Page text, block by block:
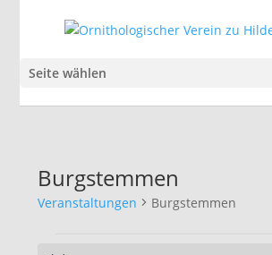
Seite wählen
Burgstemmen
Veranstaltungen Burgstemmen